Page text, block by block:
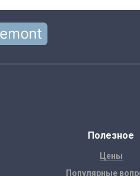
Полезное
Цены
Популярные